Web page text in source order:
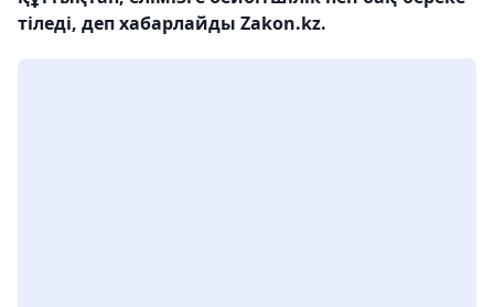
тіледі, деп хабарлайды Zakon.kz.